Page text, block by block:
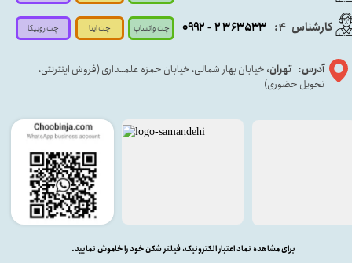
آدرس: تهران، خیابان بهار شمالی، خیابان حمزه علمــداری (فروش اینترنتی،
تحویل حضوری)
برای مشاهده نماد اعتبار الکترونیک، فیلتر شکن خود را خاموش نمایید.
کارشناس 4
: ۲۳۶۳۵۳۳ - ۰۹۹۲ چت واتساپ چت ایتا چت روبیکا